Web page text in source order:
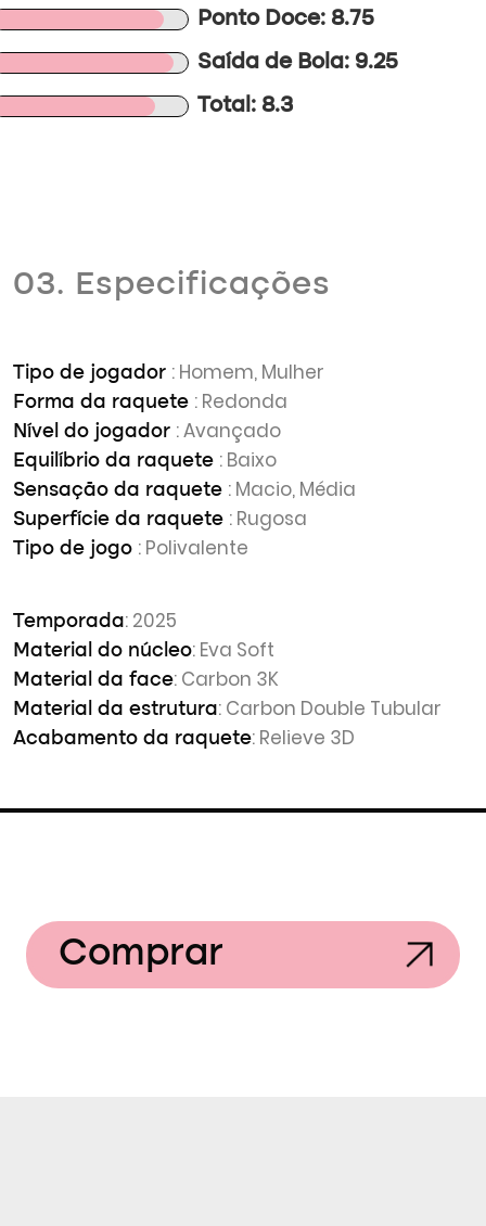
Ponto Doce: 8.75
Saída de Bola: 9.25
Total: 8.3
03. Especificações
Tipo de jogador : Homem, Mulher
Forma da raquete : Redonda
Nível do jogador : Avançado
Equilíbrio da raquete : Baixo
Sensação da raquete : Macio, Média
Superfície da raquete : Rugosa
Tipo de jogo : Polivalente
Temporada: 2025
Material do núcleo: Eva Soft
Material da face: Carbon 3K
Material da estrutura: Carbon Double Tubular
Acabamento da raquete: Relieve 3D
Comprar